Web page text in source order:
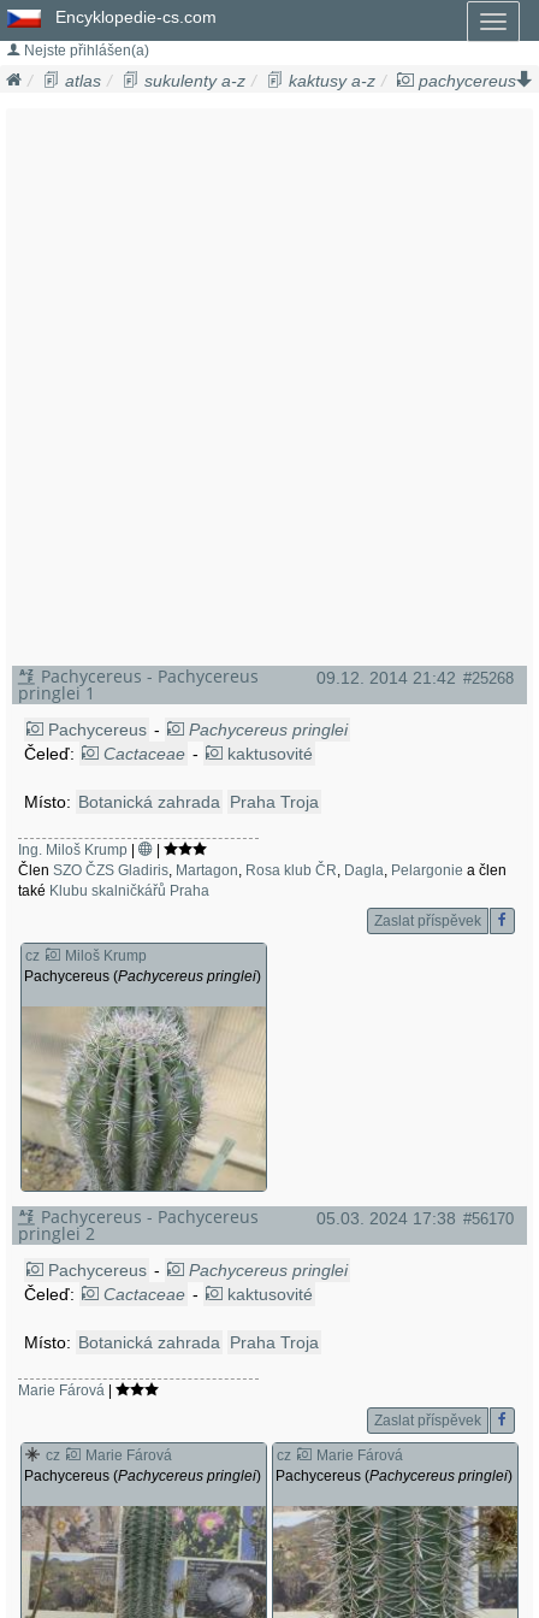
Encyklopedie-cs.com
Nejste přihlášen(a)
atlas sukulenty a-z kaktusy a-z
pachycereus
09.12. 2014 21:42 #25268
Pachycereus - Pachycereus
pringlei 1
Pachycereus -
Pachycereus pringlei
Čeleď:
Cactaceae - kaktusovité
Místo: Botanická zahrada Praha Troja
Ing. Miloš Krump
Člen SZO ČZS Gladiris, Martagon, Rosa klub ČR, Dagla, Pelargonie a člen
také Klubu skalničkářů Praha
Zaslat příspěvek
cz
Miloš Krump
Pachycereus (Pachycereus pringlei)
05.03. 2024 17:38 #56170
Pachycereus - Pachycereus
pringlei 2
Pachycereus -
Pachycereus pringlei
Čeleď:
Cactaceae - kaktusovité
Místo: Botanická zahrada Praha Troja
Marie Fárová |
Zaslat příspěvek
cz
Marie Fárová
Pachycereus (Pachycereus pringlei)
cz
Marie Fárová
Pachycereus (Pachycereus pringlei)